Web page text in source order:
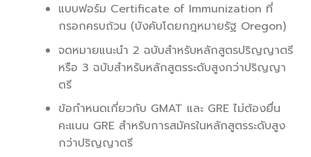
แบบฟอร์ม Certificate of Immunization ที่
กรอกครบถ้วน (บังคับโดยกฎหมายรัฐ Oregon)
จดหมายแนะนำ 2 ฉบับสำหรับหลักสูตรปริญญาตรี
หรือ 3 ฉบับสำหรับหลักสูตรระดับสูงกว่าปริญญา
ตรี
ข้อกำหนดเกี่ยวกับ GMAT และ GRE ไม่ต้องยื่น
คะแนน GRE สำหรับการสมัครในหลักสูตรระดับสูง
กว่าปริญญาตรี